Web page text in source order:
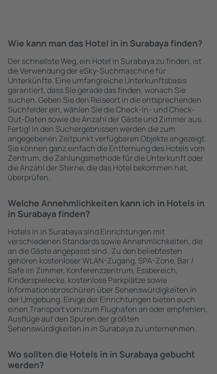
Wie kann man das Hotel in in Surabaya finden?
Der schnellste Weg, ein Hotel in Surabaya zu finden, ist
die Verwendung der eSky-Suchmaschine für
Unterkünfte. Eine umfangreiche Unterkunftsbasis
garantiert, dass Sie gerade das finden, wonach Sie
suchen. Geben Sie den Reiseort in die entsprechenden
Suchfelder ein, wählen Sie die Check-In- und Check-
Out-Daten sowie die Anzahl der Gäste und Zimmer aus.
Fertig! In den Suchergebnissen werden die zum
angegebenen Zeitpunkt verfügbaren Objekte angezeigt.
Sie können ganz einfach die Entfernung des Hotels vom
Zentrum, die Zahlungsmethode für die Unterkunft oder
die Anzahl der Sterne, die das Hotel bekommen hat,
überprüfen.
Welche Annehmlichkeiten kann ich in Hotels in
in Surabaya finden?
Hotels in in Surabaya sind Einrichtungen mit
verschiedenen Standards sowie Annehmlichkeiten, die
an die Gäste angepasst sind . Zu den beliebtesten
gehören kostenloser WLAN-Zugang, SPA-Zone, Bar /
Safe im Zimmer, Konferenzzentrum, Essbereich,
Kinderspielecke, kostenlose Parkplätze sowie
Informationsbroschüren über Sehenswürdigkeiten in
der Umgebung. Einige der Einrichtungen bieten auch
einen Transport vom/zum Flughafen an oder empfehlen,
Ausflüge auf den Spuren der größten
Sehenswürdigkeiten in in Surabaya zu unternehmen.
Wo sollten die Hotels in in Surabaya gebucht
werden?